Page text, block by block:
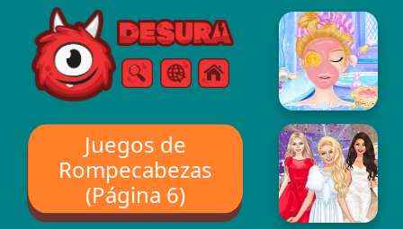
Free Online Games
BuscarMenú
Juegos de
Rompecabezas
(Página 6)